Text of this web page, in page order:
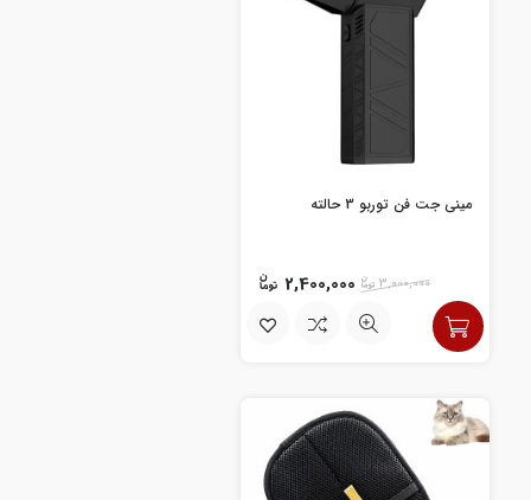
مینی جت فن توربو 3 حالته
3,000,000
2,400,000